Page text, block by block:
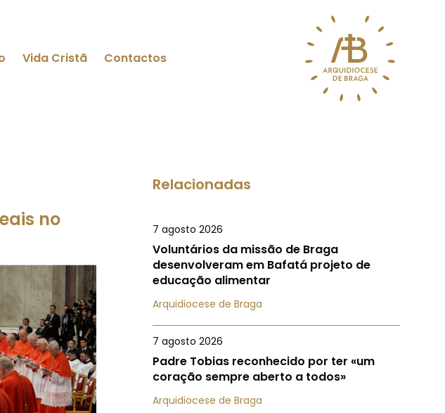
Vida Cristã Contactos
no
Relacionadas
7 agosto 2026
Voluntários da missão de Braga
desenvolveram em Bafatá projeto de
educação alimentar
Arquidiocese de Braga
7 agosto 2026
Padre Tobias reconhecido por ter «um
coração sempre aberto a todos»
Arquidiocese de Braga